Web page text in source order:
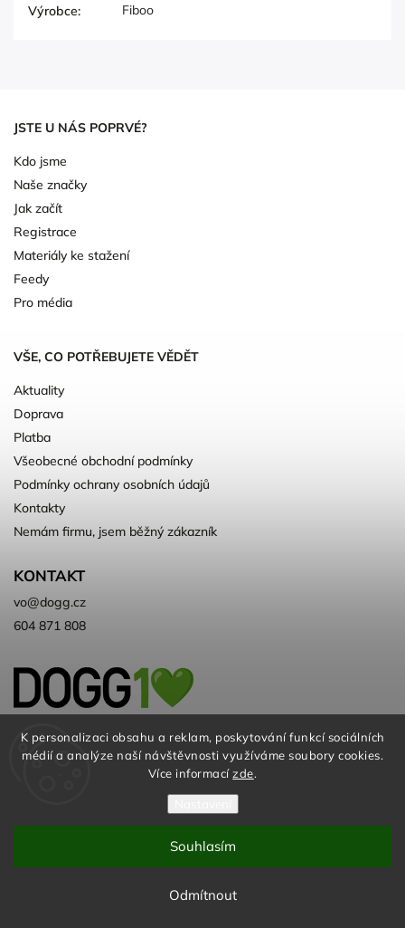
K personalizaci obsahu a reklam, poskytování funkcí sociálních
médií a analýze naší návštěvnosti využíváme soubory cookies.
Více informacízde.
Odmítnout
Souhlasím
Výrobce: Fiboo
JSTE U NÁS POPRVÉ?
Kdo jsme
Naše značky
Jak začít
Registrace
Materiály ke stažení
Feedy
Pro média
VŠE, CO POTŘEBUJETE VĚDĚT
Aktuality
Doprava
Platba
Všeobecné obchodní podmínky
Podmínky ochrany osobních údajů
Kontakty
Nemám firmu, jsem běžný zákazník
KONTAKT
vo@dogg.cz
604 871 808
Velkoobchod kvalitních a ♻️eko
chovatelských potřeb. Už 10 let